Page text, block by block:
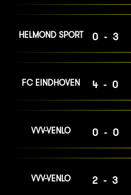
HELMOND SPORT 0-3
FC EINDHOVEN 4-0
VVV-VENLO 0-0
VVV-VENLO 2-3